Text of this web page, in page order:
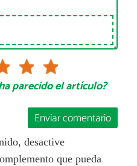
parecido el artículo?
Enviar comentario
desactive
que pueda